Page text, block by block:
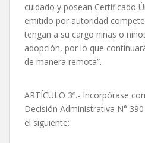
cuidado y posean Certificado
emitido por autoridad
tengan a su cargo niñas o
adopción, por lo que
de manera remota”.
ARTÍCULO 3º.- Incorpórase
Decisión Administrativa N°
el siguiente: